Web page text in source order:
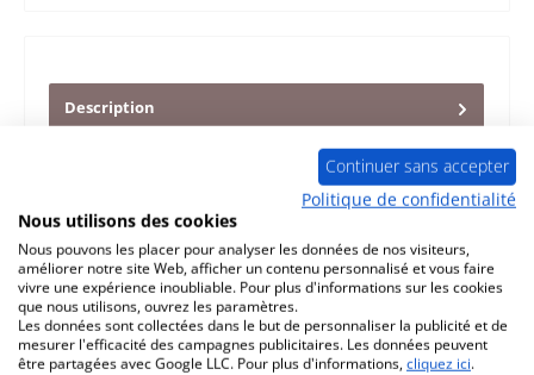
Description
Flambiente Laurus Flambiente Laurus pierre latérale droit
Caractéristiques
Informations sur la sécurité du produit
Continuer sans accepter
Politique de confidentialité
Nous utilisons des cookies
Nous pouvons les placer pour analyser les données de nos visiteurs,
améliorer notre site Web, afficher un contenu personnalisé et vous faire
vivre une expérience inoubliable. Pour plus d'informations sur les cookies
que nous utilisons, ouvrez les paramètres.
Les données sont collectées dans le but de personnaliser la publicité et de
mesurer l'efficacité des campagnes publicitaires. Les données peuvent
être partagées avec Google LLC. Pour plus d'informations, cliquez ici.